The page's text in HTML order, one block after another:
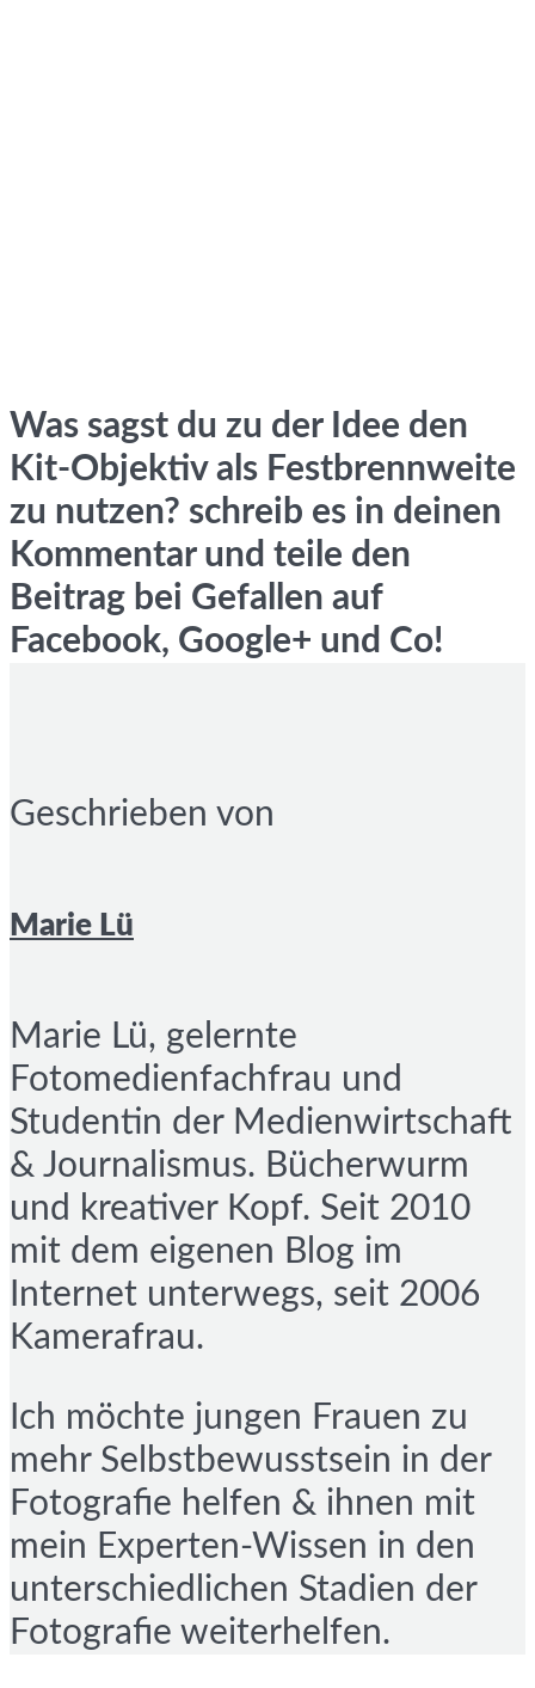
Was sagst du zu der Idee den
Kit-Objektiv als Festbrennweite
zu nutzen? schreib es in deinen
Kommentar und teile den
Beitrag bei Gefallen auf
Facebook, Google+ und Co!
Geschrieben von
Marie Lü
Marie Lü, gelernte
Fotomedienfachfrau und
Studentin der Medienwirtschaft
& Journalismus. Bücherwurm
und kreativer Kopf. Seit 2010
mit dem eigenen Blog im
Internet unterwegs, seit 2006
Kamerafrau.
Ich möchte jungen Frauen zu
mehr Selbstbewusstsein in der
Fotografie helfen & ihnen mit
mein Experten-Wissen in den
unterschiedlichen Stadien der
Fotografie weiterhelfen.